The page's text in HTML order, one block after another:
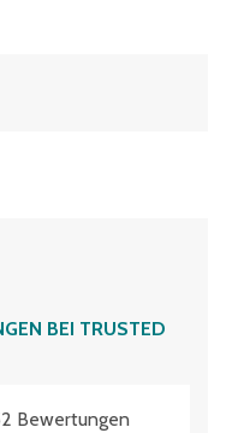
BEI TRUSTED
Bewertungen